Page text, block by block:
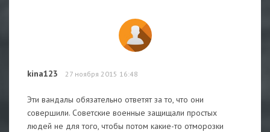
kina123 27 ноября 2015 16:48
Эти вандалы обязательно ответят за то, что они
совершили. Советские военные защищали простых
людей не для того, чтобы потом какие-то отморозки